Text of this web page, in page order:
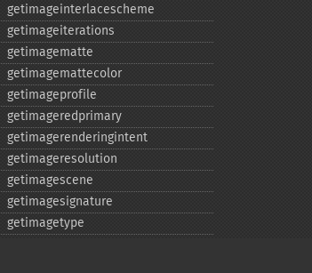
getimageinterlacescheme
getimageiterations
getimagematte
getimagemattecolor
getimageprofile
getimageredprimary
getimagerenderingintent
getimageresolution
getimagescene
getimagesignature
getimagetype